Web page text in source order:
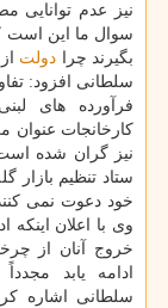
نیز عدم توانایی
سوال ما این است
بگیرند چرا دولت
کارخانجات عنوان
نیز گران شده است
ستاد تنظیم بازار
خود دعوت نمی
وی با اعلان
خروج آنان از
ادامه یابد
سلطانی اشاره